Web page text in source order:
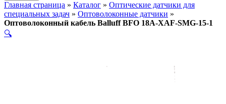
Главная страница » Каталог » Оптические датчики для
специальных задач » Оптоволоконные датчики »
Оптоволоконный кабель Balluff BFO 18A-XAF-SMG-15-1
🔍